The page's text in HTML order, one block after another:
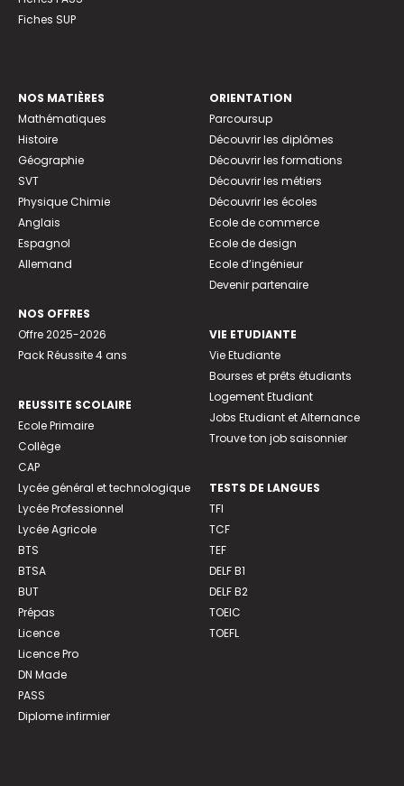
Fiches SUP
NOS MATIÈRES
Mathématiques
Histoire
Géographie
SVT
Physique Chimie
Anglais
Espagnol
Allemand
NOS OFFRES
Offre 2025-2026
Pack Réussite 4 ans
REUSSITE SCOLAIRE
Ecole Primaire
Collège
CAP
Lycée général et technologique
Lycée Professionnel
Lycée Agricole
BTS
BTSA
BUT
Prépas
Licence
Licence Pro
DN Made
PASS
Diplome infirmier
ORIENTATION
Parcoursup
Découvrir les diplômes
Découvrir les formations
Découvrir les métiers
Découvrir les écoles
Ecole de commerce
Ecole de design
Ecole d’ingénieur
Devenir partenaire
VIE ETUDIANTE
Vie Etudiante
Bourses et prêts étudiants
Logement Etudiant
Jobs Etudiant et Alternance
Trouve ton job saisonnier
TESTS DE LANGUES
TFI
TCF
TEF
DELF B1
DELF B2
TOEIC
TOEFL